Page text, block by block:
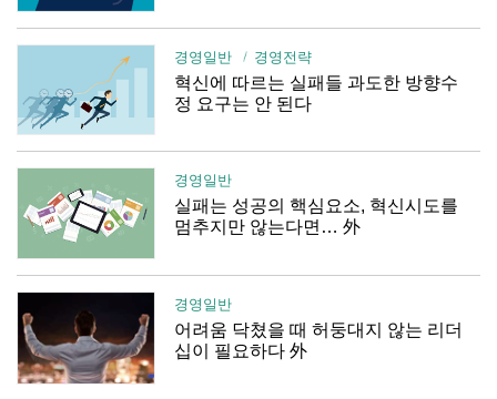
경영일반 경영전략
혁신에 따르는 실패들 과도한 방향수
정 요구는 안 된다
경영일반
실패는 성공의 핵심요소, 혁신시도를
멈추지만 않는다면… 外
경영일반
어려움 닥쳤을 때 허둥대지 않는 리더
십이 필요하다 外